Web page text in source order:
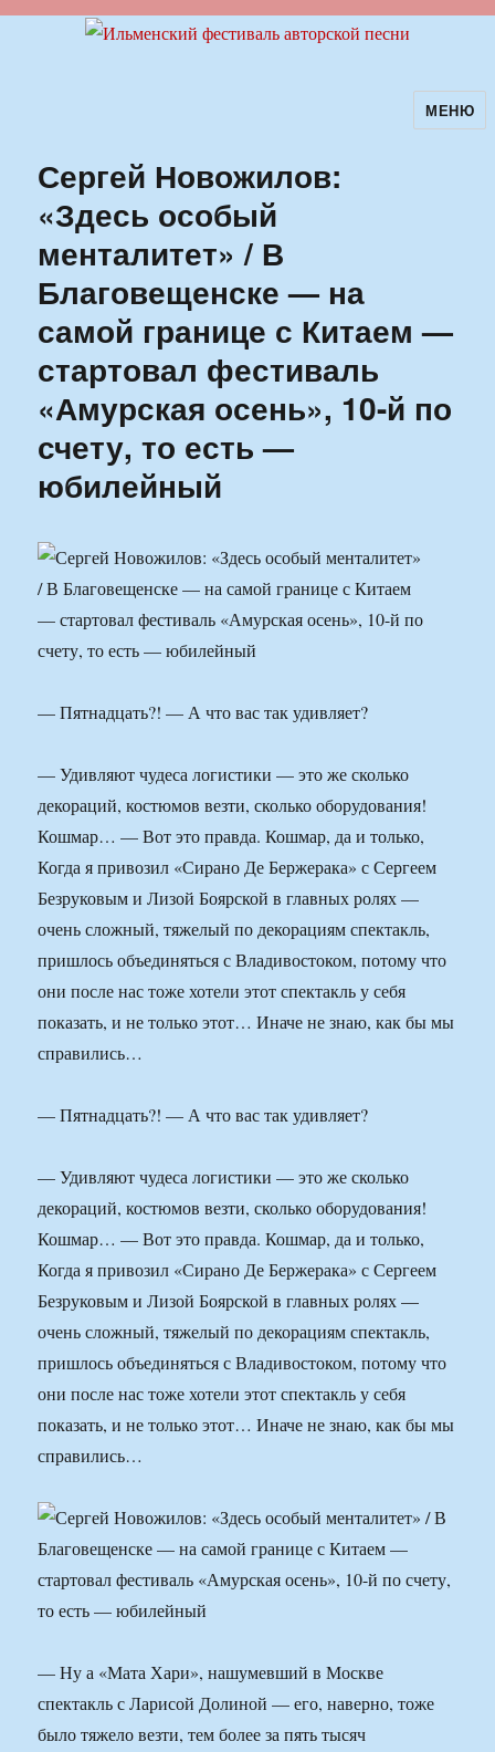
Ильменский фестиваль авторскойМЕНЮ
Сергей Новожилов:
«Здесь особый
менталитет» / В
Благовещенске — на
самой границе с Китаем —
стартовал фестиваль
«Амурская осень», 10-й по
счету, то есть —
юбилейный
— Пятнадцать?! — А что вас так удивляет?
— Удивляют чудеса логистики — это же сколько
декораций, костюмов везти, сколько оборудования!
Кошмар… — Вот это правда. Кошмар, да и только,
Когда я привозил «Сирано Де Бержерака» с Сергеем
Безруковым и Лизой Боярской в главных ролях —
очень сложный, тяжелый по декорациям спектакль,
пришлось объединяться с Владивостоком, потому что
они после нас тоже хотели этот спектакль у себя
показать, и не только этот… Иначе не знаю, как бы мы
справились…
— Пятнадцать?! — А что вас так удивляет?
— Удивляют чудеса логистики — это же сколько
декораций, костюмов везти, сколько оборудования!
Кошмар… — Вот это правда. Кошмар, да и только,
Когда я привозил «Сирано Де Бержерака» с Сергеем
Безруковым и Лизой Боярской в главных ролях —
очень сложный, тяжелый по декорациям спектакль,
пришлось объединяться с Владивостоком, потому что
они после нас тоже хотели этот спектакль у себя
показать, и не только этот… Иначе не знаю, как бы мы
справились…
— Ну а «Мата Хари», нашумевший в Москве
спектакль с Ларисой Долиной — его, наверно, тоже
было тяжело везти, тем более за пять тысяч